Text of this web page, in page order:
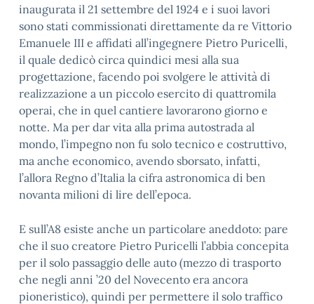
inaugurata il 21 settembre del 1924 e i suoi lavori
sono stati commissionati direttamente da re Vittorio
Emanuele III e affidati all’ingegnere Pietro Puricelli,
il quale dedicò circa quindici mesi alla sua
progettazione, facendo poi svolgere le attività di
realizzazione a un piccolo esercito di quattromila
operai, che in quel cantiere lavorarono giorno e
notte. Ma per dar vita alla prima autostrada al
mondo, l’impegno non fu solo tecnico e costruttivo,
ma anche economico, avendo sborsato, infatti,
l’allora Regno d’Italia la cifra astronomica di ben
novanta milioni di lire dell’epoca.
E sull’A8 esiste anche un particolare aneddoto: pare
che il suo creatore Pietro Puricelli l’abbia concepita
per il solo passaggio delle auto (mezzo di trasporto
che negli anni ’20 del Novecento era ancora
pioneristico), quindi per permettere il solo traffico